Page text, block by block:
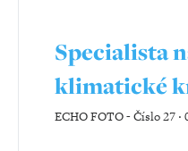
Specialista
klimatické
ECHO FOTO-Číslo 27 ‧